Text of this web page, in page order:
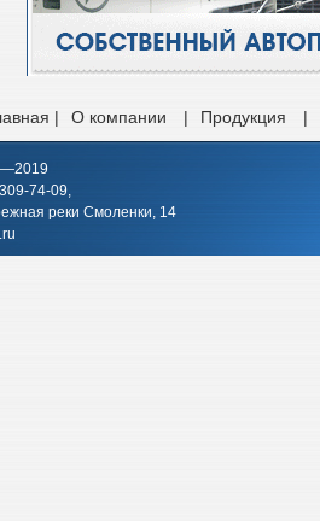
| О компании | Продукция |
309-74-09,
реки Смоленки, 14